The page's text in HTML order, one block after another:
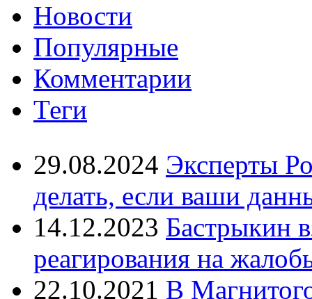
Новости
Популярные
Комментарии
Теги
29.08.2024 Эксперты
делать, если ваши
14.12.2023 Бастрыкин
реагирования на
22.10.2021 В